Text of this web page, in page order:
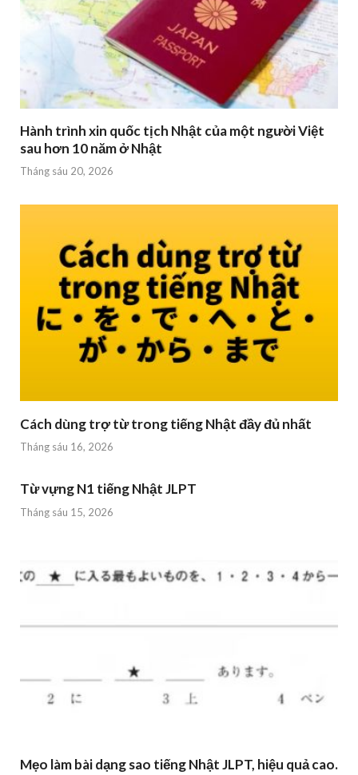
Hành trình xin quốc tịch Nhật của một người Việt
sau hơn 10 năm ở Nhật
Tháng sáu 20, 2026
Cách dùng trợ từ trong tiếng Nhật đầy đủ nhất
Tháng sáu 16, 2026
Từ vựng N1 tiếng Nhật JLPT
Tháng sáu 15, 2026
Mẹo làm bài dạng sao tiếng Nhật JLPT, hiệu quả cao.